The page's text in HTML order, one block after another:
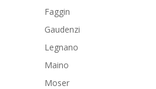
Faggin
Gaudenzi
Legnano
Maino
Moser